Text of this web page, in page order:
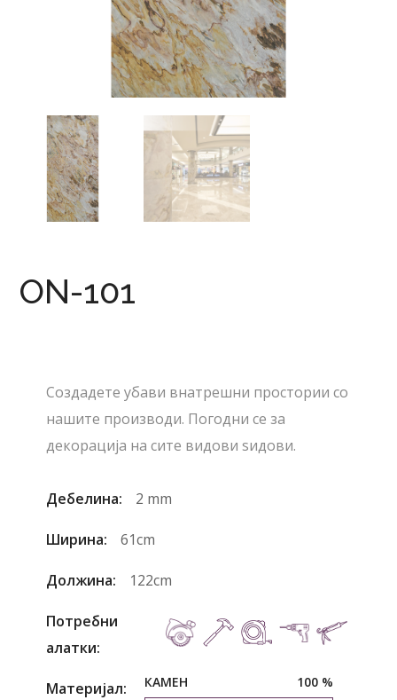
ON-101
Создадете убави внатрешни простории со
нашите производи. Погодни се за
декорација на сите видови ѕидови.
Дебелина: 2 mm
Ширина: 61cm
Должина: 122cm
Потребни
алатки:
Материјал: КАМЕН 100 %